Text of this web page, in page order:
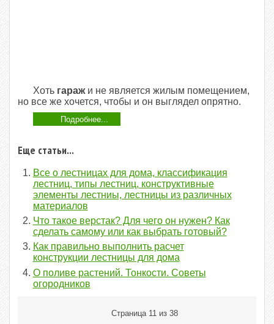
Хоть гараж и не является жилым помещением,
но все же хочется, чтобы и он выглядел опрятно.
Подробнее...
Еще статьи...
Все о лестницах для дома, классификация
лестниц, типы лестниц, конструктивные
элементы лестниы, лестницы из различных
материалов
Что такое верстак? Для чего он нужен? Как
сделать самому или как выбрать готовый?
Как правильно выполнить расчет
конструкции лестницы для дома
О поливе растений. Тонкости. Советы
огородников
Страница 11 из 38